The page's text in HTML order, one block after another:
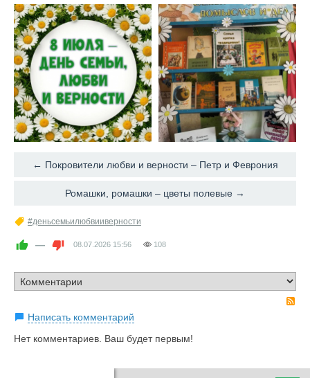
← Покровители любви и верности – Петр и Феврония
Ромашки, ромашки – цветы полевые →
#деньсемьилюбвииверности
— 08.07.2026 15:56 108
Написать комментарий
Нет комментариев. Ваш будет первым!